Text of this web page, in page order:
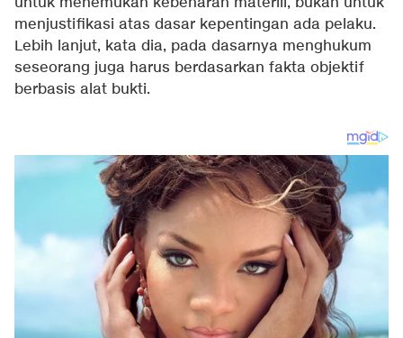
menjustifikasi atas dasar kepentingan ada pelaku.
Lebih lanjut, kata dia, pada dasarnya menghukum
seseorang juga harus berdasarkan fakta objektif
berbasis alat bukti.